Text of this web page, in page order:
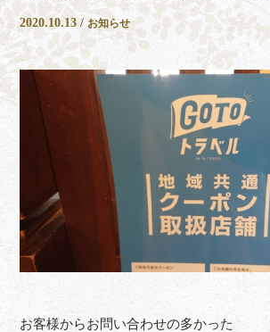
2020.10.13 /お知らせ
お客様からお問い合わせの多かった